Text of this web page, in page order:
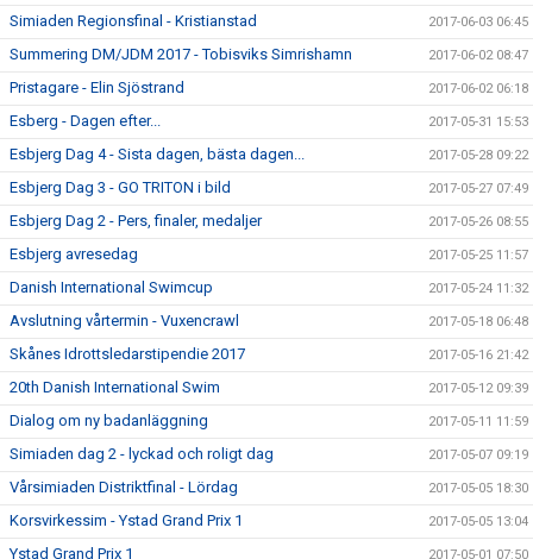
Simiaden Regionsfinal - Kristianstad 2017-06-03 06:45
Summering DM/JDM 2017 - Tobisviks Simrishamn 2017-06-02 08:47
Pristagare - Elin Sjöstrand 2017-06-02 06:18
Esberg - Dagen efter... 2017-05-31 15:53
Esbjerg Dag 4 - Sista dagen, bästa dagen... 2017-05-28 09:22
Esbjerg Dag 3 - GO TRITON i bild 2017-05-27 07:49
Esbjerg Dag 2 - Pers, finaler, medaljer 2017-05-26 08:55
Esbjerg avresedag 2017-05-25 11:57
Danish International Swimcup 2017-05-24 11:32
Avslutning vårtermin - Vuxencrawl 2017-05-18 06:48
Skånes Idrottsledarstipendie 2017 2017-05-16 21:42
20th Danish International Swim 2017-05-12 09:39
Dialog om ny badanläggning 2017-05-11 11:59
Simiaden dag 2 - lyckad och roligt dag 2017-05-07 09:19
Vårsimiaden Distriktfinal - Lördag 2017-05-05 18:30
Korsvirkessim - Ystad Grand Prix 1 2017-05-05 13:04
Ystad Grand Prix 1 2017-05-01 07:50